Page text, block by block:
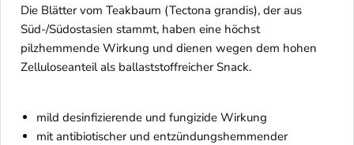
Die Blätter vom Teakbaum (Tectona grandis), der aus
Süd-/Südostasien stammt, haben eine höchst
pilzhemmende Wirkung und dienen wegen dem hohen
Zelluloseanteil als ballaststoffreicher Snack.
mild desinfizierende und fungizide Wirkung
mit antibiotischer und entzündungshemmender